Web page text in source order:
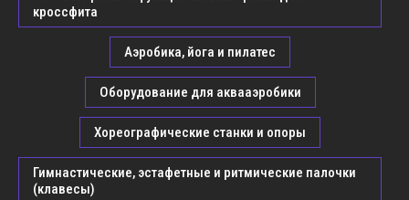
кроссфита
Аэробика, йога и пилатес
Оборудование для аквааэробики
Хореографические станки и опоры
Гимнастические, эстафетные и ритмические палочки
(клавесы)